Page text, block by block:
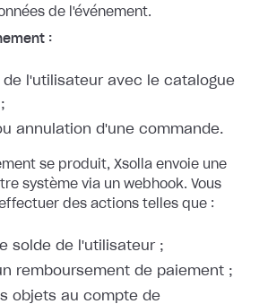
de l'événement.
:
l'utilisateur avec le catalogue
annulation d'une commande.
se produit, Xsolla envoie une
système via un webhook. Vous
des actions telles que :
solde de l'utilisateur ;
remboursement de paiement ;
objets au compte de